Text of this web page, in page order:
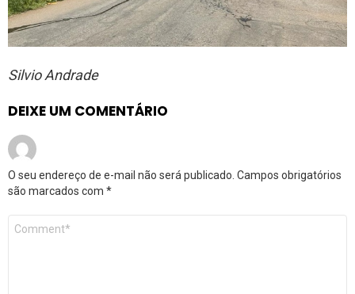
Silvio Andrade
DEIXE UM COMENTÁRIO
O seu endereço de e-mail não será publicado. Campos obrigatórios
são marcados com *
Comentário